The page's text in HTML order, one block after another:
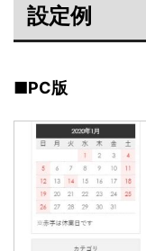
設定例
■PC版